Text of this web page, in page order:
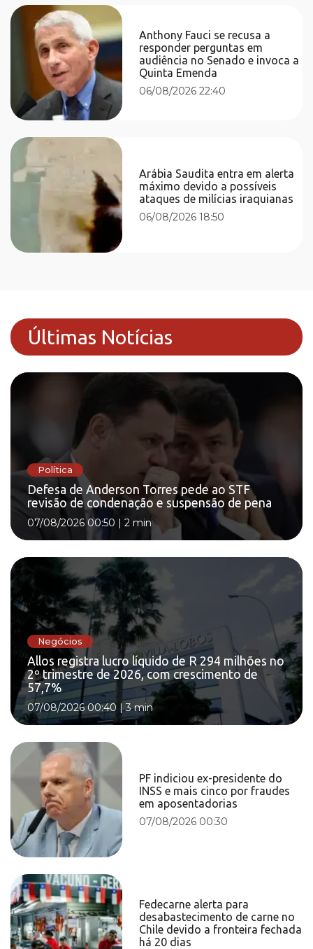
Anthony Fauci se recusa a
responder perguntas em
audiência no Senado e invoca a
Quinta Emenda
06/08/2026 22:40
Arábia Saudita entra em alerta
máximo devido a possíveis
ataques de milícias iraquianas
06/08/2026 18:50
Últimas Notícias
Política
Defesa de Anderson Torres pede ao STF
revisão de condenação e suspensão de pena
07/08/2026 00:50 | 2 min
Negócios
Allos registra lucro líquido de R 294 milhões no
2º trimestre de 2026, com crescimento de
57,7%
07/08/2026 00:40 |3 min
PF indiciou ex-presidente do
INSS e mais cinco por fraudes
em aposentadorias
07/08/2026 00:30
Fedecarne alerta para
desabastecimento de carne no
Chile devido a fronteira fechada
há 20 dias